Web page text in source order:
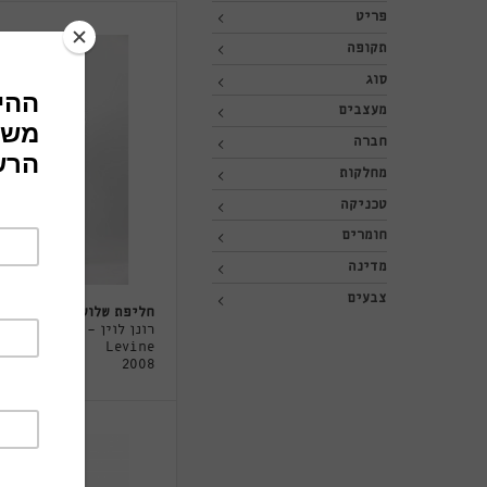
פריט
תקופה
סוג
מעצבים
חברה
מחלקות
טכניקה
חומרים
מדינה
צבעים
חליפת שלושה חלקים
Levine
2008